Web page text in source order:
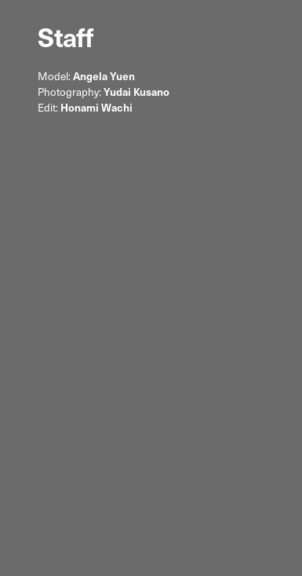
Staff
Model:Angela Yuen
Photography:Yudai Kusano
Edit: Honami Wachi